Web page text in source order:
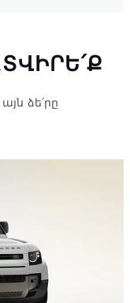
ձե՛րը